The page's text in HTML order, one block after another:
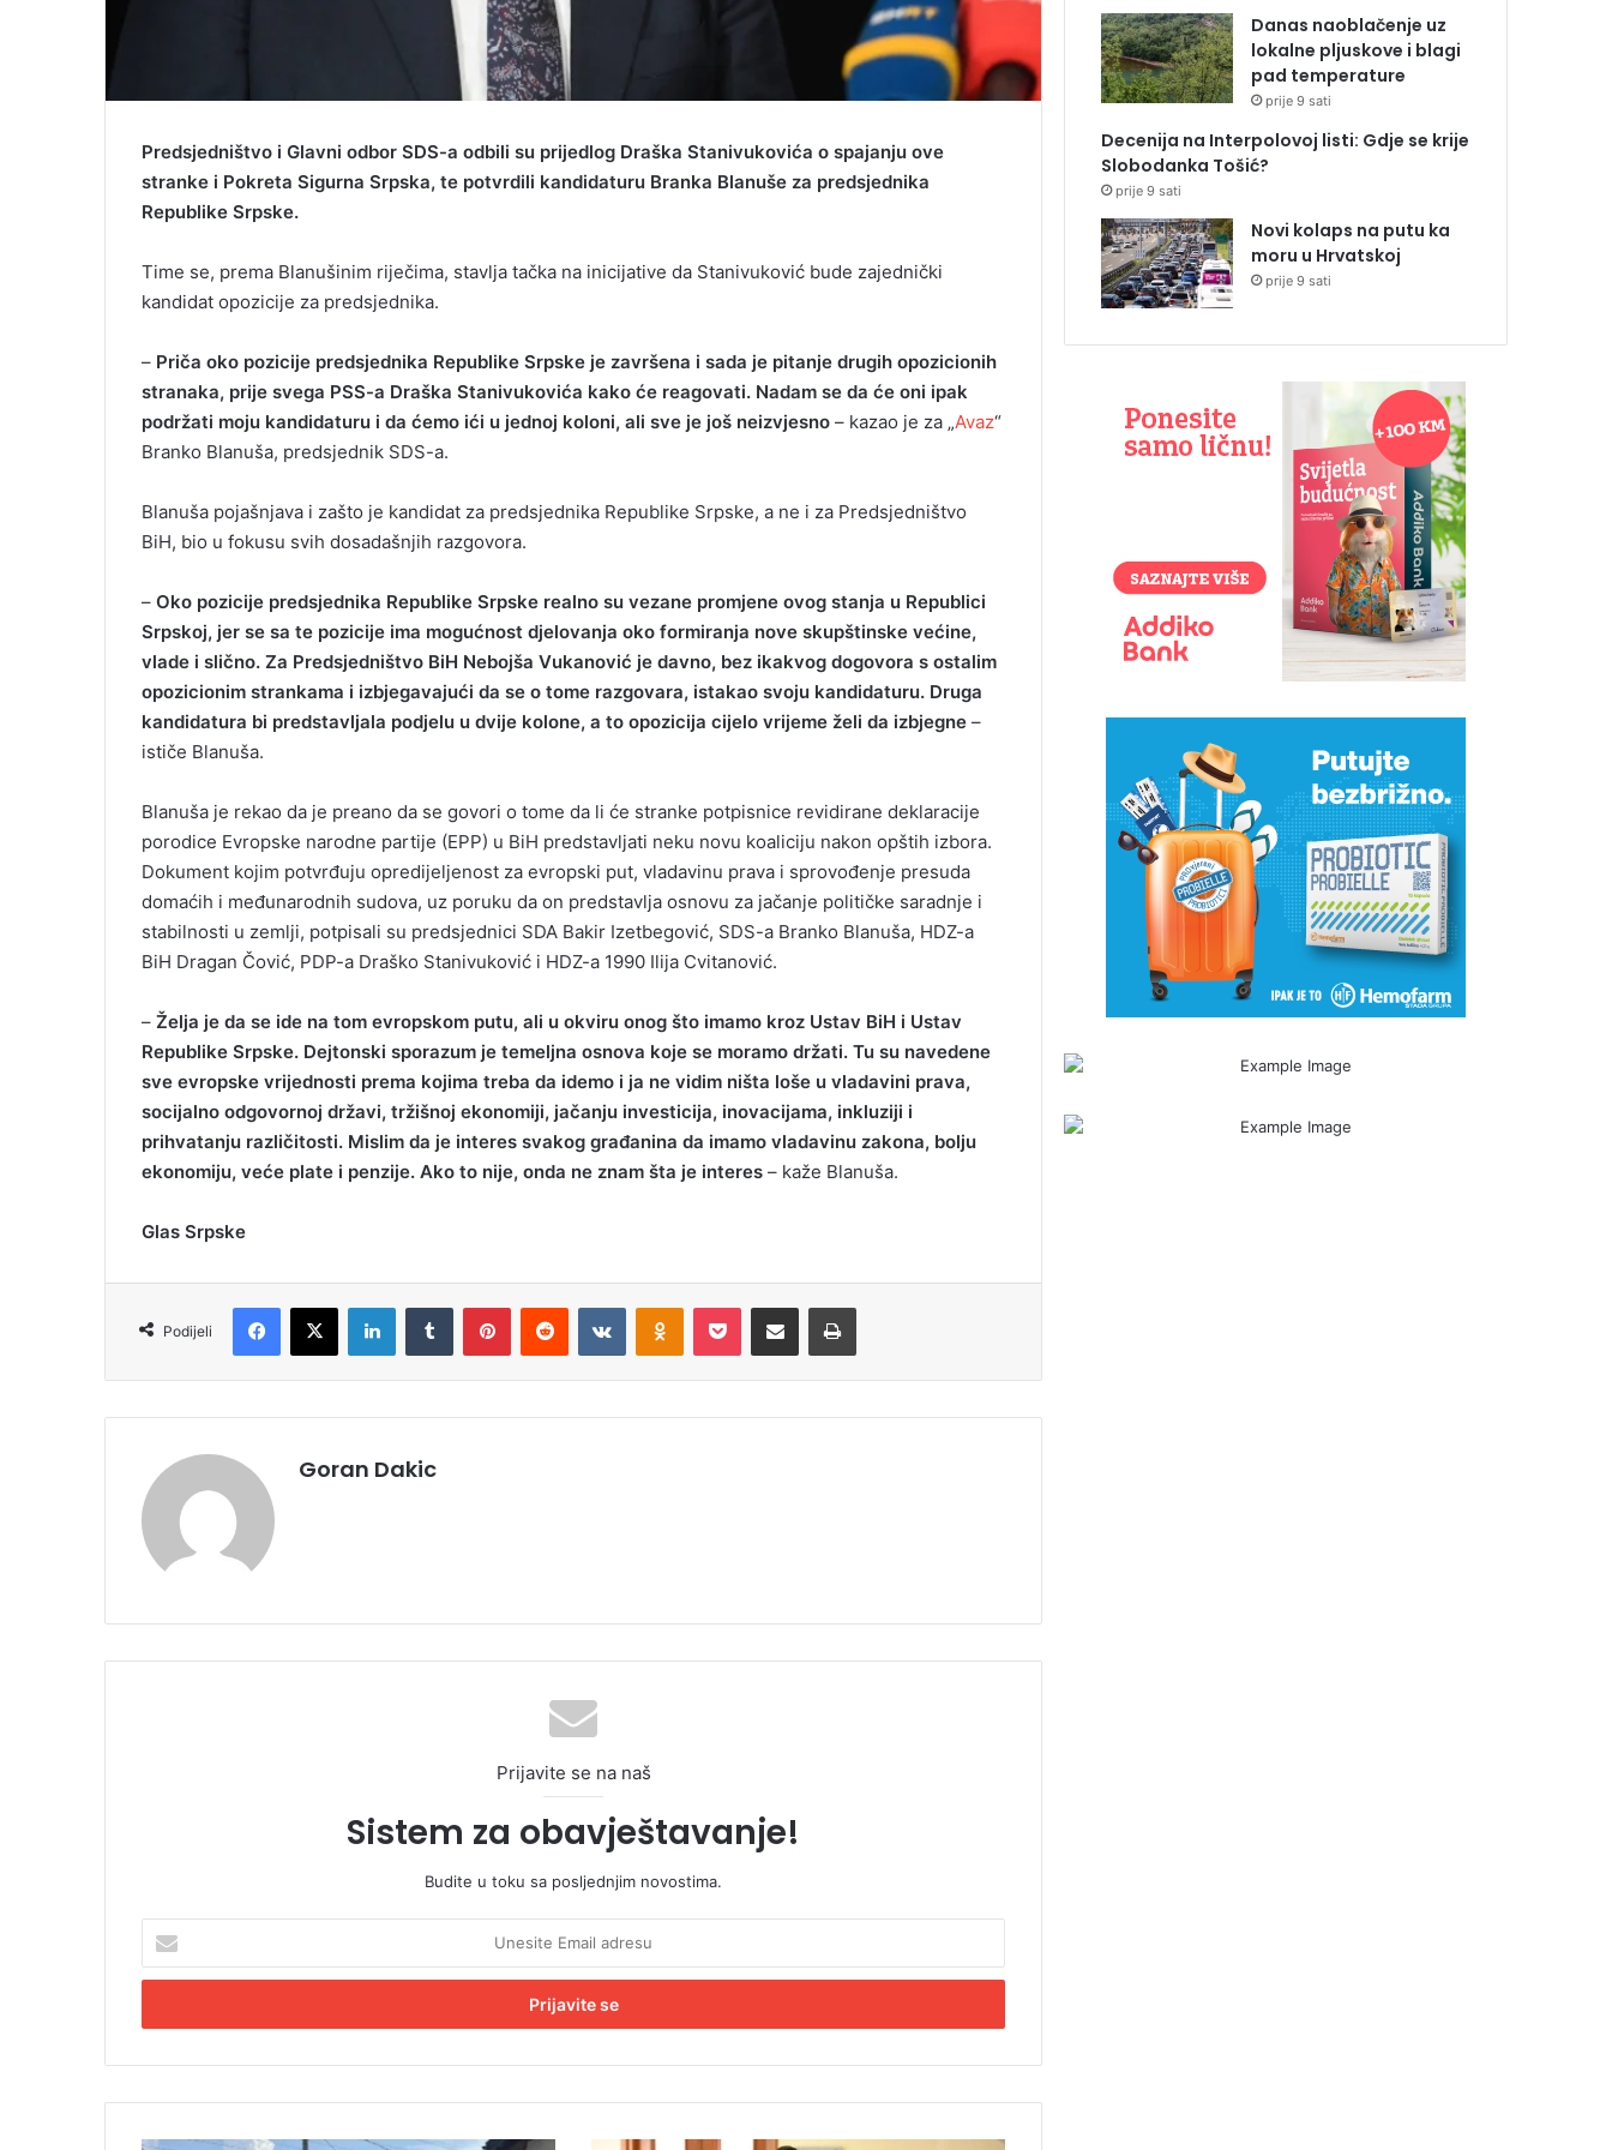
Predsjedništvo i Glavni odbor SDS-a odbili su prijedlog Draška Stanivukovića o spajanju ove
stranke i Pokreta Sigurna Srpska, te potvrdili kandidaturu Branka Blanuše za predsjednika
Republike Srpske.
Time se, prema Blanušinim riječima, stavlja tačka na inicijative da Stanivuković bude zajednički
kandidat opozicije za predsjednika.
– Priča oko pozicije predsjednika Republike Srpske je završena i sada je pitanje drugih opozicionih
stranaka, prije svega PSS-a Draška Stanivukovića kako će reagovati. Nadam se da će oni ipak
podržati moju kandidaturu i da ćemo ići u jednoj koloni, ali sve je još neizvjesno – kazao je za „Avaz“
Branko Blanuša, predsjednik SDS-a.
Blanuša pojašnjava i zašto je kandidat za predsjednika Republike Srpske, a ne i za Predsjedništvo
BiH, bio u fokusu svih dosadašnjih razgovora.
– Oko pozicije predsjednika Republike Srpske realno su vezane promjene ovog stanja u Republici
Srpskoj, jer se sa te pozicije ima mogućnost djelovanja oko formiranja nove skupštinske većine,
vlade i slično. Za Predsjedništvo BiH Nebojša Vukanović je davno, bez ikakvog dogovora s ostalim
opozicionim strankama i izbjegavajući da se o tome razgovara, istakao svoju kandidaturu. Druga
kandidatura bi predstavljala podjelu u dvije kolone, a to opozicija cijelo vrijeme želi da izbjegne –
ističe Blanuša.
Blanuša je rekao da je preano da se govori o tome da li će stranke potpisnice revidirane deklaracije
porodice Evropske narodne partije (EPP) u BiH predstavljati neku novu koaliciju nakon opštih izbora.
Dokument kojim potvrđuju opredijeljenost za evropski put, vladavinu prava i sprovođenje presuda
domaćih i međunarodnih sudova, uz poruku da on predstavlja osnovu za jačanje političke saradnje i
stabilnosti u zemlji, potpisali su predsjednici SDA Bakir Izetbegović, SDS-a Branko Blanuša, HDZ-a
BiH Dragan Čović, PDP-a Draško Stanivuković i HDZ-a 1990 Ilija Cvitanović.
– Želja je da se ide na tom evropskom putu, ali u okviru onog što imamo kroz Ustav BiH i Ustav
Republike Srpske. Dejtonski sporazum je temeljna osnova koje se moramo držati. Tu su navedene
sve evropske vrijednosti prema kojima treba da idemo i ja ne vidim ništa loše u vladavini prava,
socijalno odgovornoj državi, tržišnoj ekonomiji, jačanju investicija, inovacijama, inkluziji i
prihvatanju različitosti. Mislim da je interes svakog građanina da imamo vladavinu zakona, bolju
ekonomiju, veće plate i penzije. Ako to nije, onda ne znam šta je interes – kaže Blanuša.
Glas Srpske
Podijeli
Goran Dakic
Prijavite se na naš
Sistem za obavještavanje!
Budite u toku sa posljednjim novostima.
e
i
E
Danas naoblačenje uz
lokalne pljuskove i blagi
pad temperature
prije 9 sati
Decenija na Interpolovoj listi: Gdje se krije
Slobodanka Tošić?
prije 9 sati
Novi kolaps na putu ka
moru u Hrvatskoj
prije 9 sati